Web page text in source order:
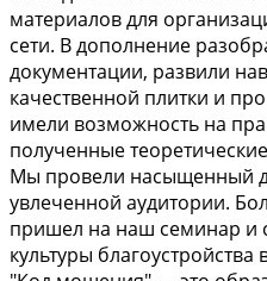
материалов для
сети. В дополнение
документации, развили
качественной плитки и
имели возможность на
полученные
Мы провели насыщенный
увлеченной аудитории.
пришел на наш семинар и
культуры благоустройства